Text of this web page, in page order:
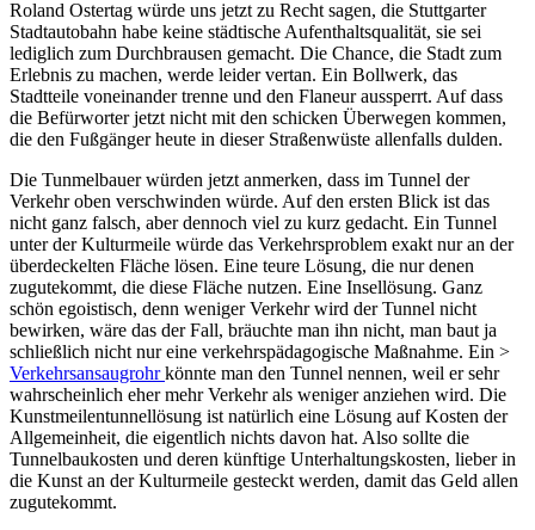
Roland Ostertag würde uns jetzt zu Recht sagen, die Stuttgarter
Stadtautobahn habe keine städtische Aufenthaltsqualität, sie sei
lediglich zum Durchbrausen gemacht. Die Chance, die Stadt zum
Erlebnis zu machen, werde leider vertan. Ein Bollwerk, das
Stadtteile voneinander trenne und den Flaneur aussperrt. Auf dass
die Befürworter jetzt nicht mit den schicken Überwegen kommen,
die den Fußgänger heute in dieser Straßenwüste allenfalls dulden.
Die Tunmelbauer würden jetzt anmerken, dass im Tunnel der
Verkehr oben verschwinden würde. Auf den ersten Blick ist das
nicht ganz falsch, aber dennoch viel zu kurz gedacht. Ein Tunnel
unter der Kulturmeile würde das Verkehrsproblem exakt nur an der
überdeckelten Fläche lösen. Eine teure Lösung, die nur denen
zugutekommt, die diese Fläche nutzen. Eine Insellösung. Ganz
schön egoistisch, denn weniger Verkehr wird der Tunnel nicht
bewirken, wäre das der Fall, bräuchte man ihn nicht, man baut ja
schließlich nicht nur eine verkehrspädagogische Maßnahme. Ein >
Verkehrsansaugrohrkönnte man den Tunnel nennen, weil er sehr
wahrscheinlich eher mehr Verkehr als weniger anziehen wird. Die
Kunstmeilentunnellösung ist natürlich eine Lösung auf Kosten der
Allgemeinheit, die eigentlich nichts davon hat. Also sollte die
Tunnelbaukosten und deren künftige Unterhaltungskosten, lieber in
die Kunst an der Kulturmeile gesteckt werden, damit das Geld allen
zugutekommt.